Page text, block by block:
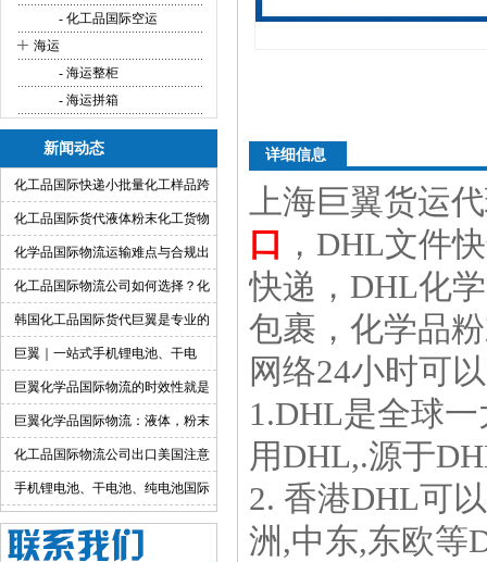
- 化工品国际空运
+ 海运
- 海运整柜
- 海运拼箱
新闻动态
化工品国际快递小批量化工样品跨
境运输渠道
化工品国际货代液体粉末化工货物
出口运输服务
化学品国际物流运输难点与合规出
货渠道详解
化工品国际物流公司如何选择？化
工货物跨境物流解决方案
韩国化工品国际货代巨翼是专业的
巨翼｜一站式手机锂电池、干电
池、纯电池国际快递出口
巨翼化学品国际物流的时效性就是
快！巨翼化学品国际物流：液体，粉末
均可邮寄
化工品国际物流公司出口美国注意
事项
手机锂电池、干电池、纯电池国际
快递出口：品类特色+全运输方式详
解
详细信息
上海巨翼货运
口
，DHL文件
快递，DHL化
包裹，化学品
网络24小时可
1.DHL是全球
用DHL,.源于
2. 香港DHL可
洲,中东,东欧等